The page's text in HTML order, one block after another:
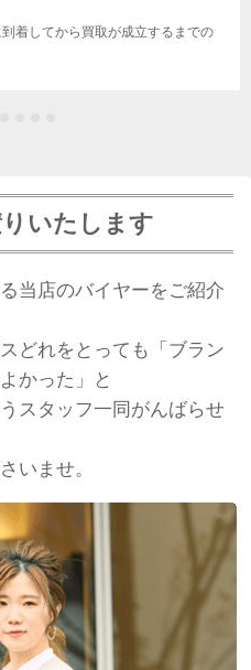
着してから買取が成立するまでの
いたします
当店のバイヤーをご紹介
どれをとっても「ブラン
かった」と
スタッフ一同がんばらせ
いませ。